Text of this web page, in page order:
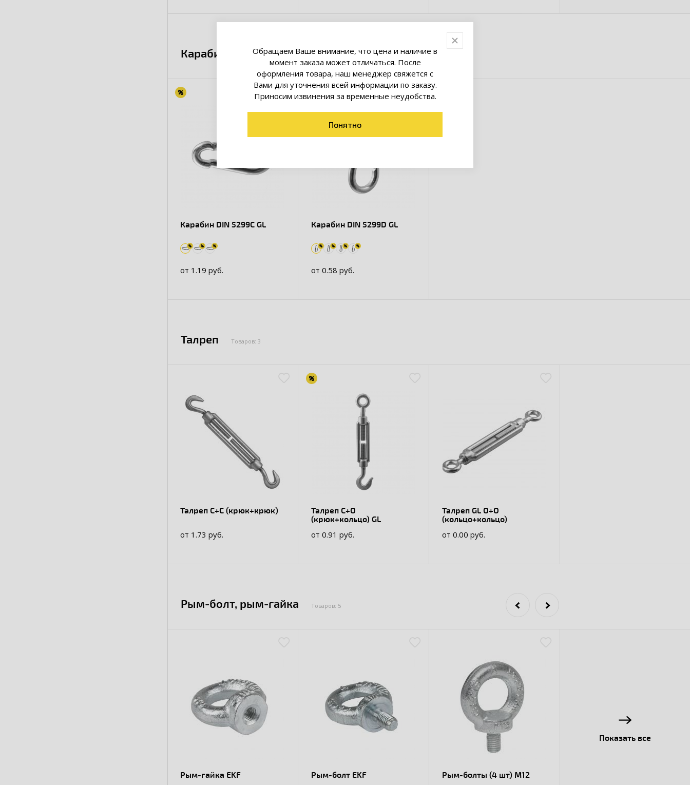
Карабины Товаров: 2
Карабин DIN 5299C GL
от 1.19 руб.
Карабин DIN 5299D GL
от 0.58 руб.
Талреп Товаров: 3
Талреп С+С (крюк+крюк)
от 1.73 руб.
Талреп C+O
(крюк+кольцо) GL
от 0.91 руб.
Талреп GL O+O
(кольцо+кольцо)
от 0.00 руб.
Рым-болт, рым-гайка Товаров: 5
Рым-гайка EKF Рым-болт EKF Рым-болты (4 шт) М12
Показать все
Обращаем Ваше внимание, что цена и наличие в
момент заказа может отличаться. После
оформления товара, наш менеджер свяжется с
Вами для уточнения всей информации по заказу.
Приносим извинения за временные неудобства.
Понятно